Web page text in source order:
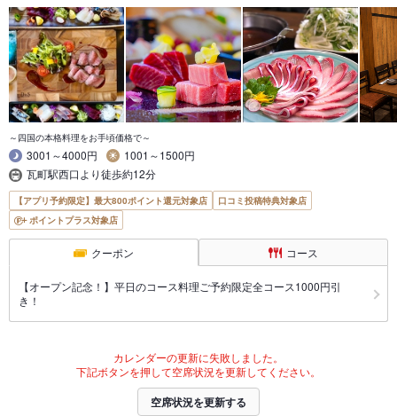
～四国の本格料理をお手頃価格で～
3001～4000円
1001～1500円
瓦町駅西口より徒歩約12分
【アプリ予約限定】最大800ポイント還元対象店
口コミ投稿特典対象店
ポイントプラス対象店
クーポン コース
【オープン記念！】平日のコース料理ご予約限定全コース1000円引
き！
カレンダーの更新に失敗しました。
下記ボタンを押して空席状況を更新してください。
空席状況を更新する